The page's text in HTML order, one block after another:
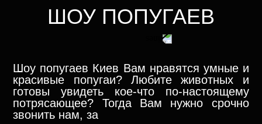
ШОУ ПОПУГАЕВ
Шоу попугаев Киев Вам нравятся умные и
красивые попугаи? Любите животных и
готовы увидеть кое-что по-настоящему
потрясающее? Тогда Вам нужно срочно
звонить нам, за